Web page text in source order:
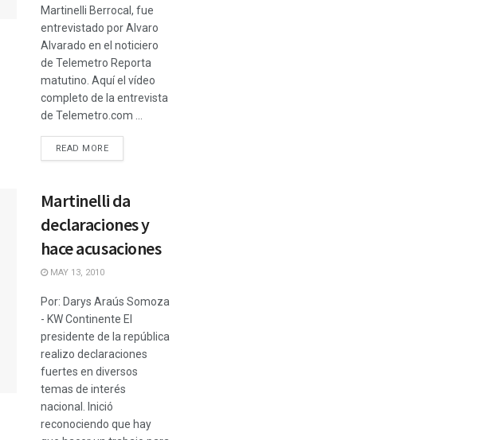
Martinelli Berrocal, fue
entrevistado por Alvaro
Alvarado en el noticiero
de Telemetro Reporta
matutino. Aquí el vídeo
completo de la entrevista
de Telemetro.com ...
READ MORE
Martinelli da
declaraciones y
hace acusaciones
MAY 13, 2010
Por: Darys Araús Somoza
- KW Continente El
presidente de la república
realizo declaraciones
fuertes en diversos
temas de interés
nacional. Inició
reconociendo que hay